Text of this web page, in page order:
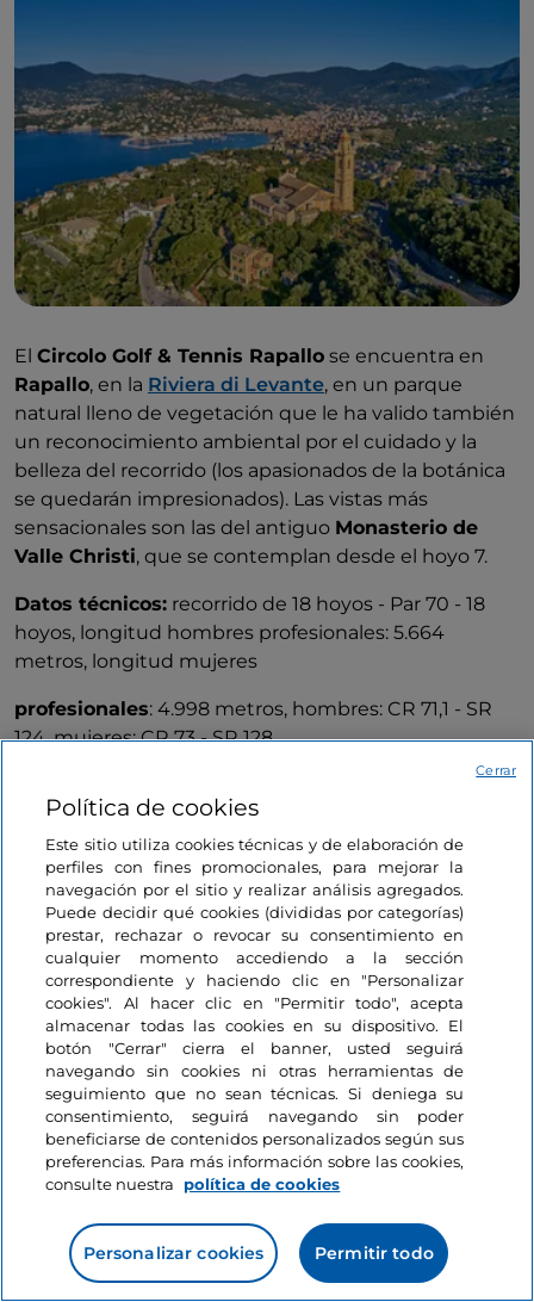
El Circolo Golf & Tennis Rapallo se encuentra en
Rapallo, en la Riviera di Levante, en un parque
natural lleno de vegetación que le ha valido también
un reconocimiento ambiental por el cuidado y la
belleza del recorrido (los apasionados de la botánica
se quedarán impresionados). Las vistas más
sensacionales son las del antiguo Monasterio de
Valle Christi, que se contemplan desde el hoyo 7.
Datos técnicos: recorrido de 18 hoyos - Par 70 - 18
hoyos, longitud hombres profesionales: 5.664
metros, longitud mujeres
profesionales: 4.998 metros, hombres: CR 71,1 - SR
124, mujeres: CR 73 - SR 128
manuales y eléctricos, alquiler de bolsas, escuela de
golf, canchas de tenis, restaurante.
Qué ver y hacer en la zona: deRapallo, famosa
localidad costera, sale el “Paseo de los besos”, una
caminata de 8 km por uno de los tramos de mar más
bellos de Liguria y que llega hastaPortofino; la zona
está además repleta de parroquias y monasterios,
pequeños pueblos históricos y hermosas playas.
Mostrar más
Pueblos
Portofino
Liguria, Portofino
Política de cookies
Este sitio utiliza cookies técnicas y de elaboración de
perfiles con fines promocionales, para mejorar la
navegación por el sitio y realizar análisis agregados.
Puede decidir qué cookies (divididas por categorías)
prestar, rechazar o revocar su consentimiento en
cualquier momento accediendo a la sección
correspondiente y haciendo clic en "Personalizar
cookies". Al hacer clic en "Permitir todo", acepta
almacenar todas las cookies en su dispositivo. El
botón "Cerrar" cierra el banner, usted seguirá
navegando sin cookies ni otras herramientas de
seguimiento que no sean técnicas. Si deniega su
consentimiento, seguirá navegando sin poder
beneficiarse de contenidos personalizados según sus
preferencias. Para más información sobre las cookies,
consulte nuestra
política de cookies
Personalizar cookies Permitir todo
Cerrar